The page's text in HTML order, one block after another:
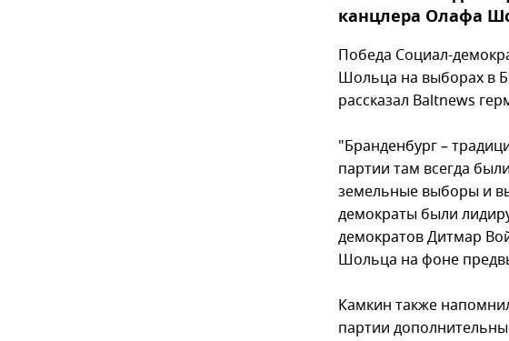
канцлера Олафа
Победа Социал-
Шольца на выборах в
рассказал Baltnews
"Бранденбург –
партии там всегда
земельные выборы и
демократы были
демократов Дитмар
Шольца на фоне
Камкин также
партии